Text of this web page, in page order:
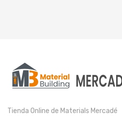
Tienda Online de Materials Mercadé